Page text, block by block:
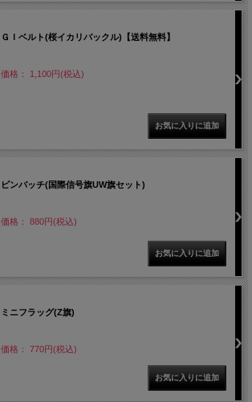
ＧＩベルト(桜イカリバックル)【送料無料】
価格： 1,100円(税込)
ピンバッチ(国際信号旗UW旗セット)
価格： 880円(税込)
ミニフラッグ(Z旗)
価格： 770円(税込)